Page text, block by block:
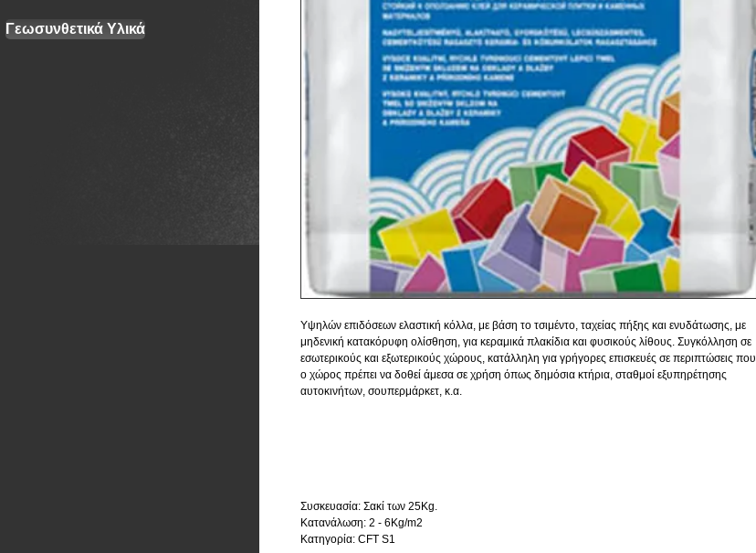
Υψηλών επιδόσεων ελαστική κόλλα, με βάση το τσιμέντο, ταχείας πήξης και ενυδάτωσης, με
μηδενική κατακόρυφη ολίσθηση, για κεραμικά πλακίδια και φυσικούς λίθους. Συγκόλληση σε
εσωτερικούς και εξωτερικούς χώρους, κατάλληλη για γρήγορες επισκευές σε περιπτώσεις που
ο χώρος πρέπει να δοθεί άμεσα σε χρήση όπως δημόσια κτήρια, σταθμοί εξυπηρέτησης
αυτοκινήτων, σουπερμάρκετ, κ.α.
Συσκευασία: Σακί των 25Kg.
Κατανάλωση: 2 - 6Kg/m2
Κατηγορία: CFT S1
Γεωσυνθετικά Υλικά